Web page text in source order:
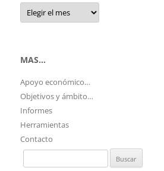
Artículos
por
mes
MAS…
Apoyo económico…
Objetivos y ámbito…
Informes
Herramientas
Contacto
Buscar: